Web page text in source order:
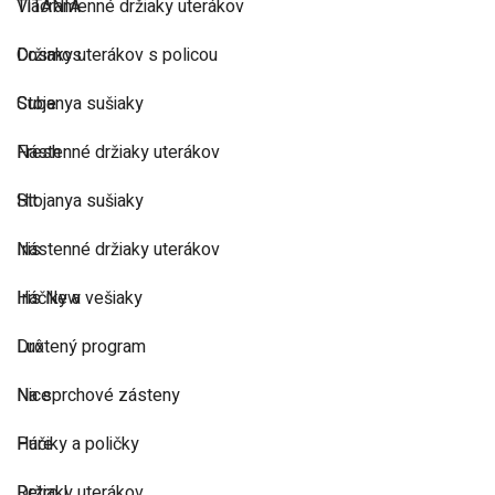
TITANIA
Cosmos
Cube
Fresh
Hit
Iris
Iris New
Lux
Nice
Pure
Viacramenné držiaky uterákov
Držiaky uterákov s policou
Stojanya sušiaky
Nástenné držiaky uterákov
Stojanya sušiaky
Nástenné držiaky uterákov
Háčiky a vešiaky
Drôtený program
Na sprchové zásteny
Háčiky a poličky